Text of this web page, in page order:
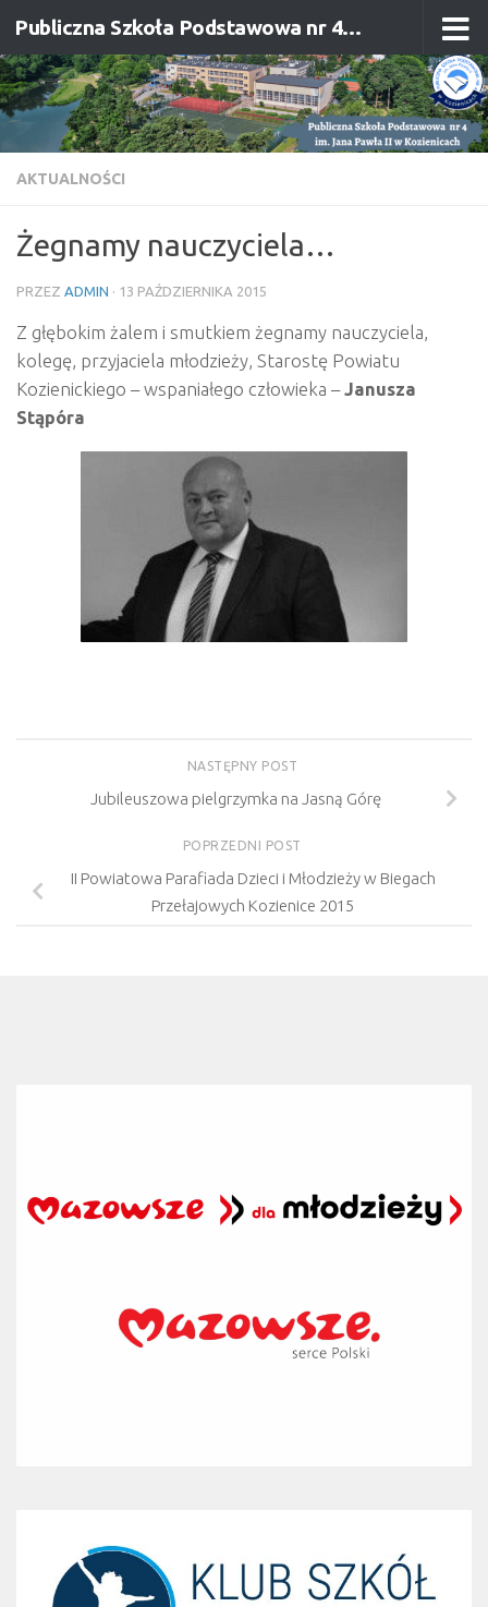
Przejdź do treści Publiczna Szkoła Podstawowa nr 4 im. Jana Pawła II w Kozienicach
AKTUALNOŚCI
Żegnamy nauczyciela…
PRZEZ ADMIN · 13 PAŹDZIERNIKA 2015
Z głębokim żalem i smutkiem żegnamy nauczyciela,
kolegę, przyjaciela młodzieży, Starostę Powiatu
Kozienickiego – wspaniałego człowieka –Janusza
Stąpóra
NASTĘPNY POST
Jubileuszowa pielgrzymka na Jasną Górę
POPRZEDNI POST
II Powiatowa Parafiada Dzieci i Młodzieży w Biegach
Przełajowych Kozienice 2015